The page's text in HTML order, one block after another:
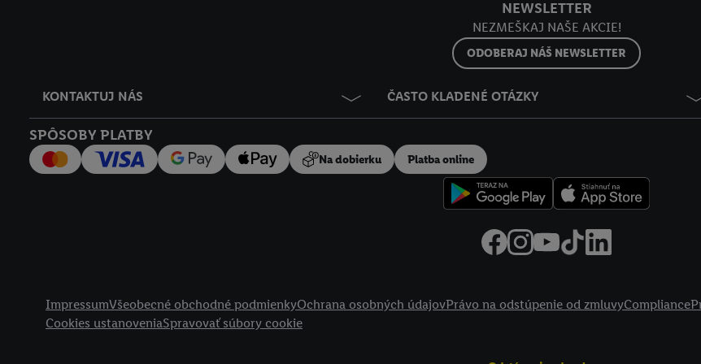
NEWSLETTER
NEZMEŠKAJ NAŠE AKCIE!
ODOBERAJ NÁŠ NEWSLETTER
KONTAKTUJ NÁS ČASTO KLADENÉ OTÁZKY
SPÔSOBY PLATBY
Na dobierku Platba online
ImpressumVšeobecné obchodné podmienkyOchrana osobných údajovPrávo na odstúpenie od zmluvyCompliance
Cookies ustanoveniaSpravovať súbory cookie